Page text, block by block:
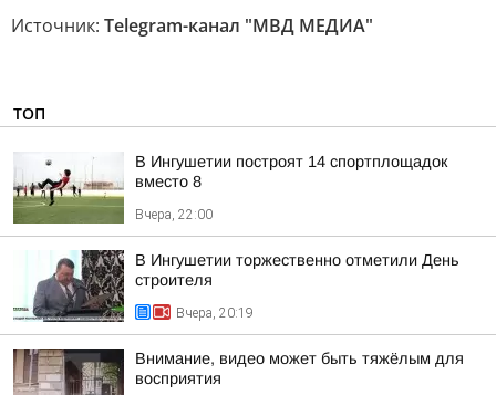
Источник: Telegram-канал "МВД МЕДИА"
ТОП
В Ингушетии построят 14 спортплощадок
вместо 8
Вчера, 22:00
В Ингушетии торжественно отметили День
строителя
Вчера, 20:19
Внимание, видео может быть тяжёлым для
восприятия